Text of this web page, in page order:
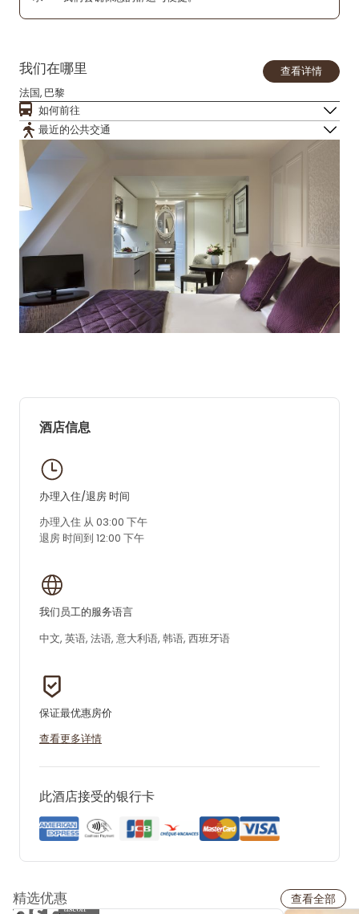
我们在哪里
查看详情
法国, 巴黎
如何前往
最近的公共交通
酒店信息
办理入住/退房 时间
办理入住 从 03:00 下午
退房 时间到 12:00 下午
我们员工的服务语言
中文, 英语, 法语, 意大利语, 韩语, 西班牙语
保证最优惠房价
查看更多详情
此酒店接受的银行卡
精选优惠 查看全部